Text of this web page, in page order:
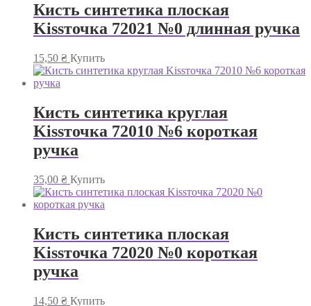
Кисть синтетика плоская
Kissточка 72021 №0 длинная ручка
15,50 ₴ Купить
Кисть синтетика круглая
Kissточка 72010 №6 короткая
ручка
35,00 ₴ Купить
Кисть синтетика плоская
Kissточка 72020 №0 короткая
ручка
14,50 ₴ Купить